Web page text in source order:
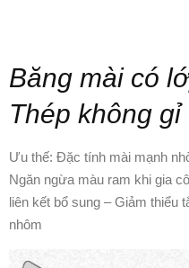
Băng mài có
Thép không gỉ
Ưu thế: Đặc tính mài mạnh
Ngăn ngừa màu ram khi gia
liên kết bổ sung – Giảm thiểu
nhôm